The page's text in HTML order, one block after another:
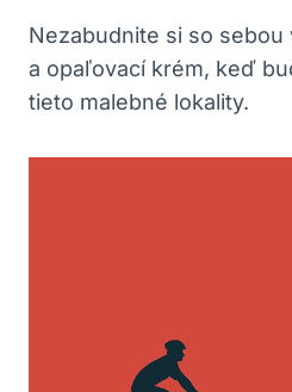
Nezabudnite si so
a opaľovací krém, keď
tieto malebné lokality.